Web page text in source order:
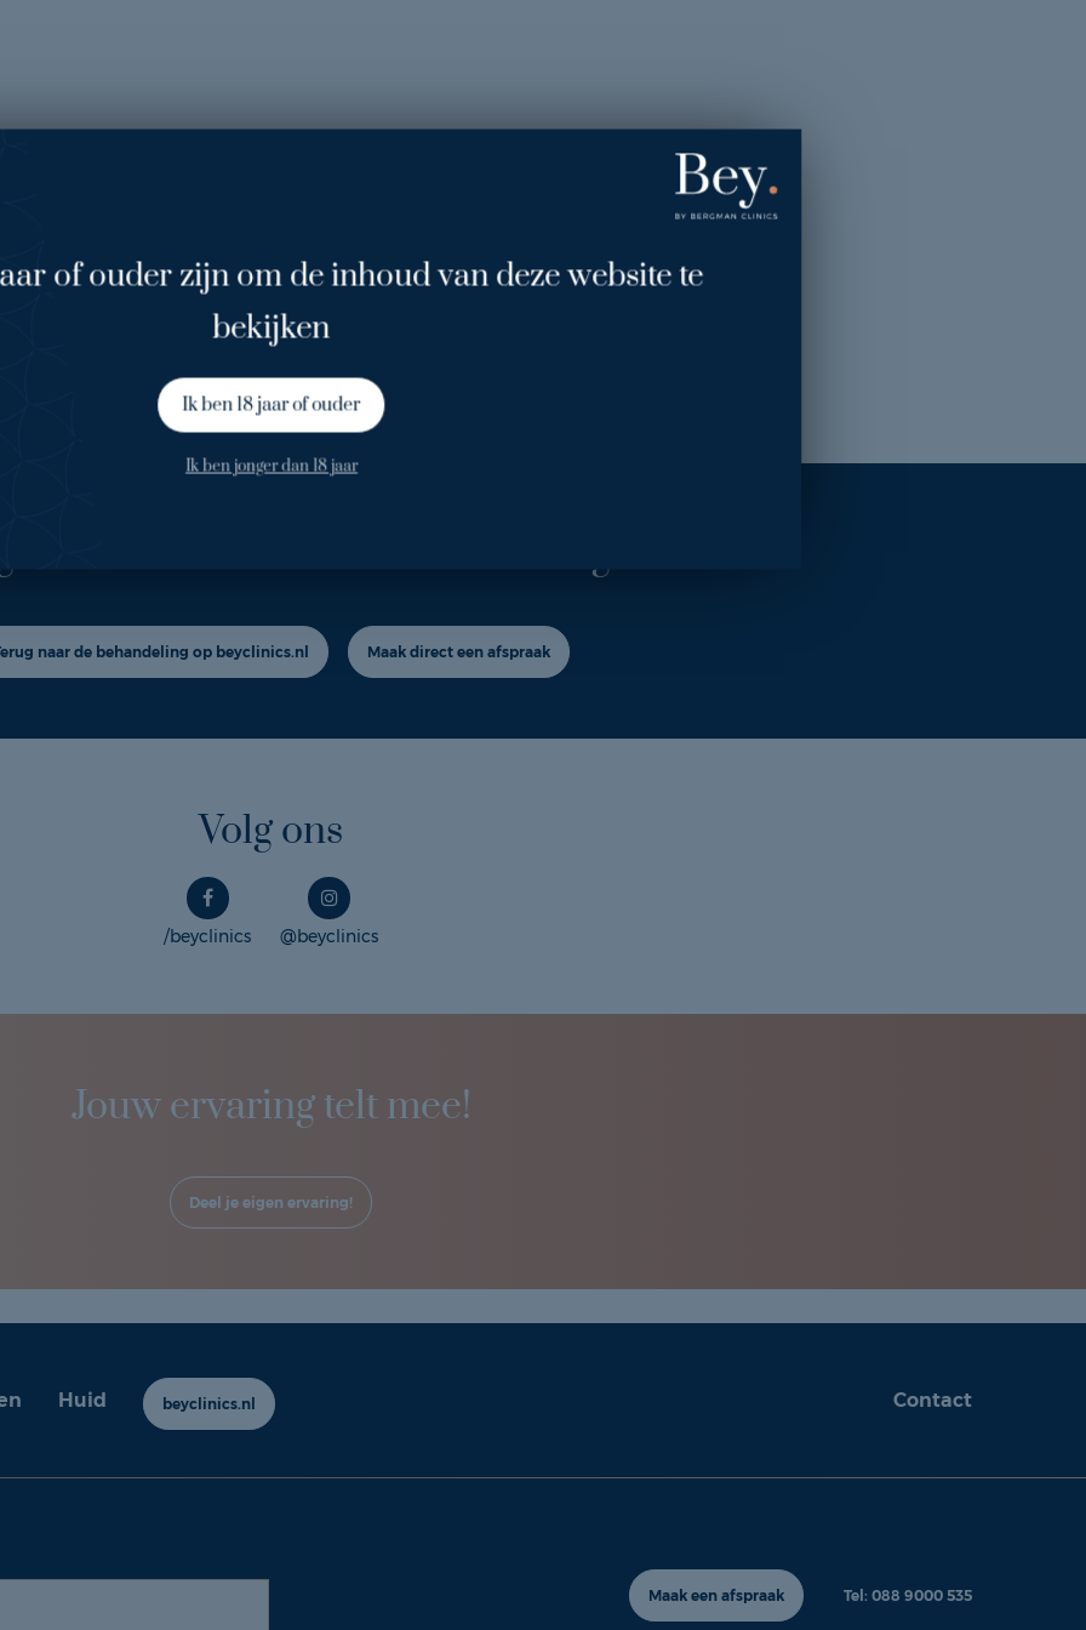
of ouder zijn om de inhoud van deze website te
bekijken
Ik ben 18 jaar of ouder
Ik ben jonger dan 18 jaar
naar de behandeling op beyclinics.nl Maak direct een afspraak
Volg ons
/beyclinics @beyclinics
Jouw ervaring telt mee!
Deel je eigen ervaring!
Huid Contact
beyclinics.nl
Maak een afspraak Tel: 088 9000 535